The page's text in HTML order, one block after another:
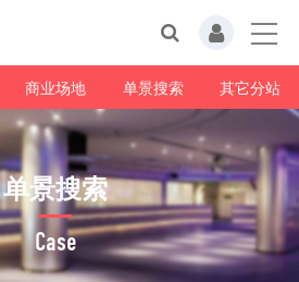
商业场地 单景搜索 其它分站
单景搜索
Case